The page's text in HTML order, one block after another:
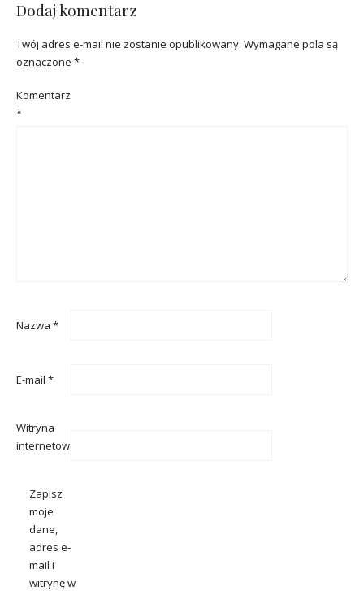
Dodaj komentarz
Twój adres e-mail nie zostanie opublikowany. Wymagane pola są
oznaczone *
Komentarz
*
Nazwa *
E-mail *
Witryna
internetowa
Zapisz
moje
dane,
adres e-
mail i
witrynę w